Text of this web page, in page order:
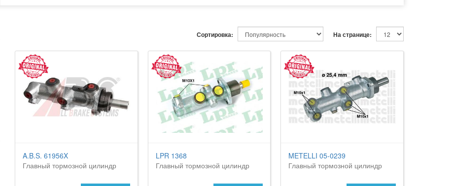
На странице:
Сортировка:
A.B.S. 61956X
Главный тормозной цилиндр
LPR 1368
Главный тормозной цилиндр
METELLI 05-0239
Главный тормозной цилиндр